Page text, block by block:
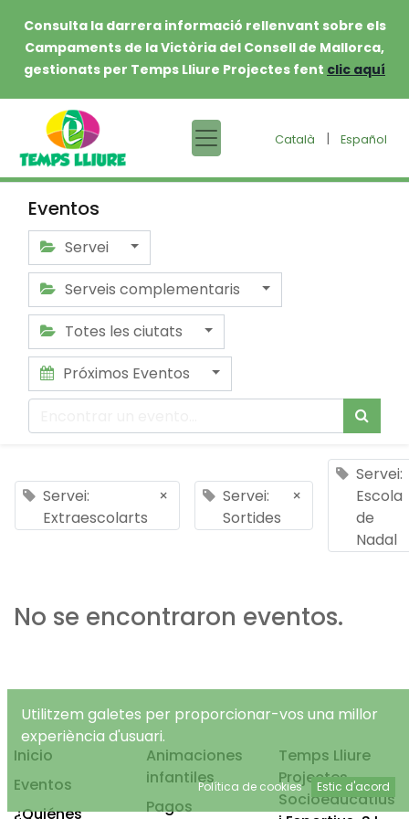
Consulta la darrera informació rellenvant sobre els
Campaments de la Victòria del Consell de Mallorca,
gestionats per Temps Lliure Projectes fent clic aquí
Català | Español
Eventos
Servei
Serveis complementaris
Totes les ciutats
Próximos Eventos
Servei:
Extraescolarts
×
Servei:
Sortides
×
Servei:
Escola
de
Nadal
No se encontraron eventos.
Inicio
Eventos
¿Quiénes
Animaciones
infantiles
Pagos
Temps Lliure
Projectes
Socioeducatius
Utilitzem galetes per proporcionar-vos una millor
experiència d'usuari.
Política de cookies Estic d'acord